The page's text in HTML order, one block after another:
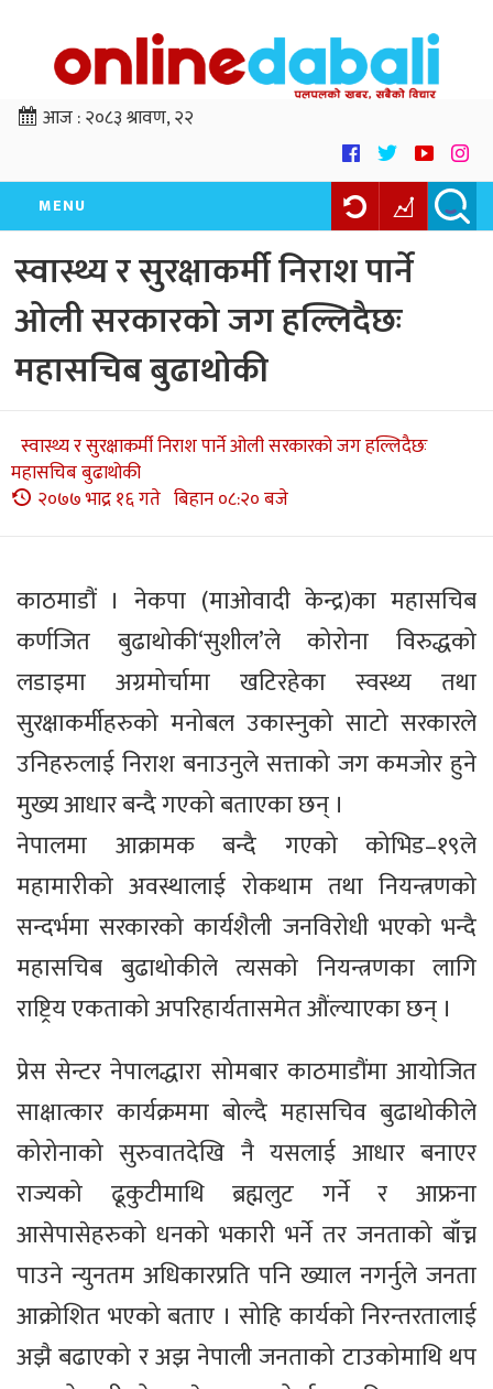
आज :२०८३ श्रावण, २२
MENU
स्वास्थ्य र सुरक्षाकर्मी निराश पार्ने
ओली सरकारको जग हल्लिदैछः
महासचिब बुढाथोकी
स्वास्थ्य र सुरक्षाकर्मी निराश पार्ने ओली सरकारको जग हल्लिदैछः
महासचिब बुढाथोकी
२०७७ भाद्र १६ गते बिहान ०८:२० बजे
काठमाडौं । नेकपा (माओवादी केन्द्र)का महासचिब
कर्णजित बुढाथोकी‘सुशील’ले कोरोना विरुद्धको
लडाइमा अग्रमोर्चामा खटिरहेका स्वस्थ्य तथा
सुरक्षाकर्मीहरुको मनोबल उकास्नुको साटो सरकारले
उनिहरुलाई निराश बनाउनुले सत्ताको जग कमजोर हुने
मुख्य आधार बन्दै गएको बताएका छन् ।
नेपालमा आक्रामक बन्दै गएको कोभिड–१९ले
महामारीको अवस्थालाई रोकथाम तथा नियन्त्रणको
सन्दर्भमा सरकारको कार्यशैली जनविरोधी भएको भन्दै
महासचिब बुढाथोकीले त्यसको नियन्त्रणका लागि
राष्ट्रिय एकताको अपरिहार्यतासमेत औंल्याएका छन् ।
प्रेस सेन्टर नेपालद्धारा सोमबार काठमाडौंमा आयोजित
साक्षात्कार कार्यक्रममा बोल्दै महासचिव बुढाथोकीले
कोरोनाको सुरुवातदेखि नै यसलाई आधार बनाएर
राज्यको ढूकुटीमाथि ब्रह्मलुट गर्ने र आफ्रना
आसेपासेहरुको धनको भकारी भर्ने तर जनताको बाँच्न
पाउने न्युनतम अधिकारप्रति पनि ख्याल नगर्नुले जनता
आक्रोशित भएको बताए । सोहि कार्यको निरन्तरतालाई
अझै बढाएको र अझ नेपाली जनताको टाउकोमाथि थप